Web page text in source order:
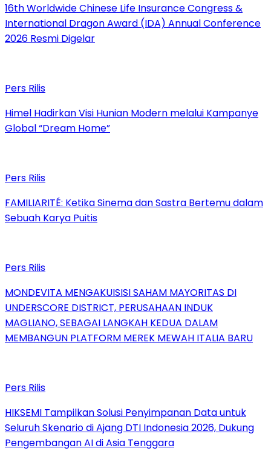
16th Worldwide Chinese Life Insurance Congress &
International Dragon Award (IDA) Annual Conference
2026 Resmi Digelar
Pers Rilis
Himel Hadirkan Visi Hunian Modern melalui Kampanye
Global “Dream Home”
Pers Rilis
FAMILIARITÉ: Ketika Sinema dan Sastra Bertemu dalam
Sebuah Karya Puitis
Pers Rilis
MONDEVITA MENGAKUISISI SAHAM MAYORITAS DI
UNDERSCORE DISTRICT, PERUSAHAAN INDUK
MAGLIANO, SEBAGAI LANGKAH KEDUA DALAM
MEMBANGUN PLATFORM MEREK MEWAH ITALIA BARU
Pers Rilis
HIKSEMI Tampilkan Solusi Penyimpanan Data untuk
Seluruh Skenario di Ajang DTI Indonesia 2026, Dukung
Pengembangan AI di Asia Tenggara